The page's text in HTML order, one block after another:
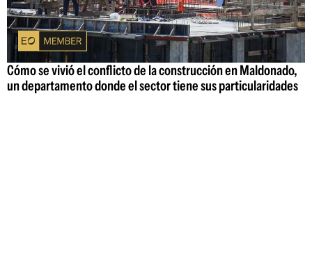
Cómo se vivió el conflicto de la construcción en Maldonado,
un departamento donde el sector tiene sus particularidades